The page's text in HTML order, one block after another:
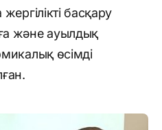
басқару
және ауылдық
өсімді